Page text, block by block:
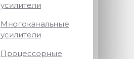
усилители
Многоканальные
усилители
Процессорные